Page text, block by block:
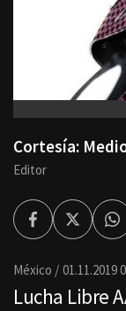
Cortesía:
Editor
FacebookTwitter
México 01.11.2019
Lucha Libre